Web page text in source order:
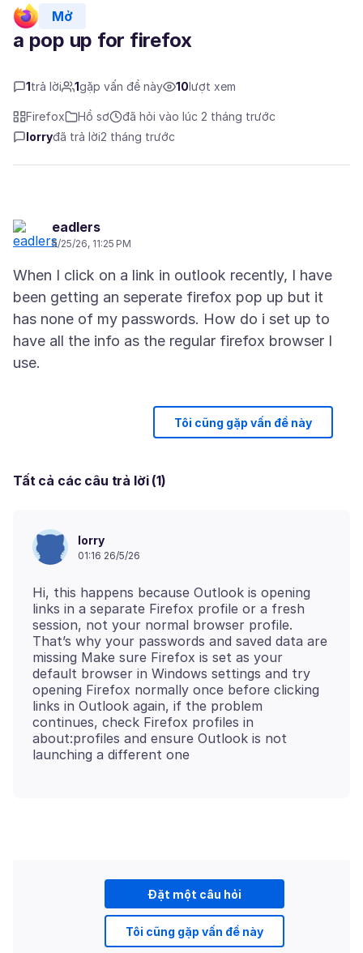
Mở
a pop up for firefox
1trả lời 1gặp vấn đề này 10lượt xem
Firefox Hồ sơ
đã hỏi vào lúc 2 tháng trước
lorryđã trả lời2 tháng trước
eadlers
5/25/26, 11:25 PM
When I click on a link in outlook recently, I have
been getting an seperate firefox pop up but it
has none of my passwords. How do i set up to
have all the info as the regular firefox browser I
Tôi cũng gặp vấn đề này
Tất cả các câu trả lời (1)
lorry
01:16 26/5/26
Hi, this happens because Outlook is opening
links in a separate Firefox profile or a fresh
session, not your normal browser profile.
That’s why your passwords and saved data are
missing Make sure Firefox is set as your
default browser in Windows settings and try
opening Firefox normally once before clicking
links in Outlook again, if the problem
continues, check Firefox profiles in
about:profiles and ensure Outlook is not
Đặt một câu hỏi
Tôi cũng gặp vấn đề này